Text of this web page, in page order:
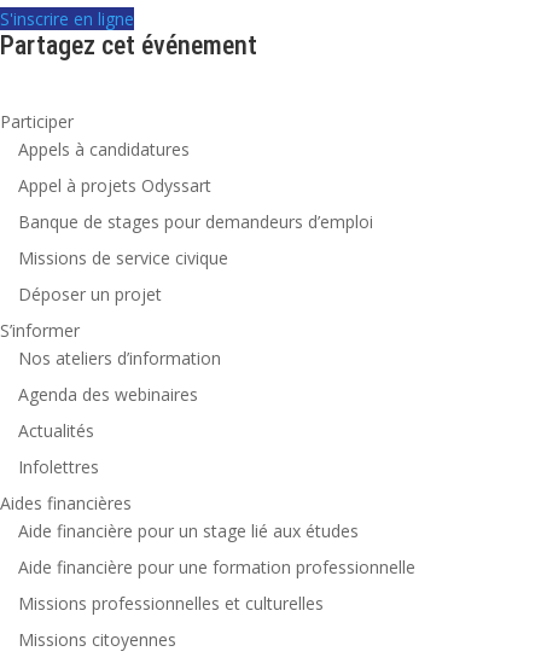
S'inscrire en ligne
Partagez cet événement
Participer
Appels à candidatures
Appel à projets Odyssart
Banque de stages pour demandeurs d’emploi
Missions de service civique
Déposer un projet
S’informer
Nos ateliers d’information
Agenda des webinaires
Actualités
Infolettres
Aides financières
Aide financière pour un stage lié aux études
Aide financière pour une formation professionnelle
Missions professionnelles et culturelles
Missions citoyennes